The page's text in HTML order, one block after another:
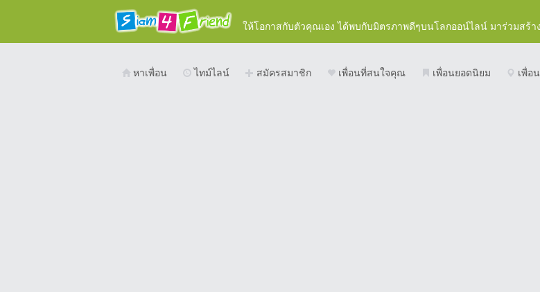
ให้โอกาสกับตัวคุณเอง ได้พบกับมิตรภาพดีๆบนโลกออน์ไลน์ มาร่วมสร้า
หาเพื่อน ไทม์ไลน์ สมัครสมาชิก เพื่อนที่สนใจคุณ เพื่อนยอดนิยม เพื่อ